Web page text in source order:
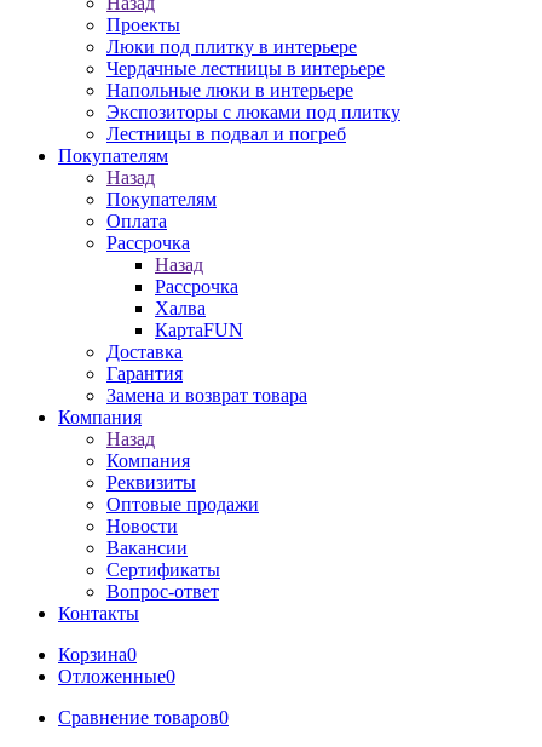
Проекты
Люки под плитку в интерьере
Чердачные лестницы в интерьере
Напольные люки в интерьере
Экспозиторы с люками под плитку
Лестницы в подвал и погреб
Покупателям
Назад
Покупателям
Оплата
Рассрочка
Назад
Рассрочка
Халва
КартаFUN
Доставка
Гарантия
Замена и возврат товара
Компания
Назад
Компания
Реквизиты
Оптовые продажи
Новости
Вакансии
Сертификаты
Вопрос-ответ
Контакты
Корзина0
Отложенные0
Сравнение товаров0